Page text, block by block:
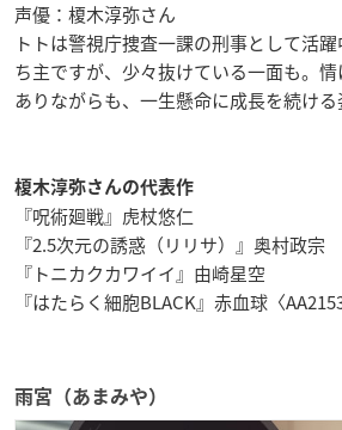
声優：榎木淳弥さん
トトは警視庁捜査一課の刑事として活
ち主ですが、少々抜けている一面も。
ありながらも、一生懸命に成長を続ける
榎木淳弥さんの代表作
『呪術廻戦』虎杖悠仁
『2.5次元の誘惑（リリサ）』奥村政宗
『トニカクカワイイ』由崎星空
『はたらく細胞BLACK』赤血球〈AA2153
雨宮（あまみや）